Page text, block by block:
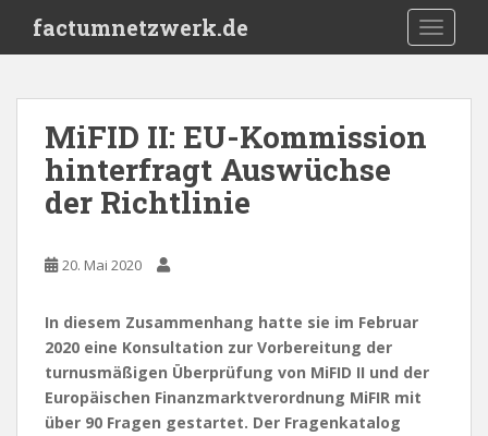
i
factumnetzwerk.de
MiFID II: EU-Kommission
hinterfragt Auswüchse
der Richtlinie
20. Mai 2020
In diesem Zusammenhang hatte sie im Februar
2020 eine Konsultation zur Vorbereitung der
turnusmäßigen Überprüfung von MiFID II und der
Europäischen Finanzmarktverordnung MiFIR mit
über 90 Fragen gestartet. Der Fragenkatalog